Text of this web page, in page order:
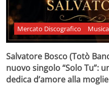
Mercato Discografico Musica
Salvatore Bosco (Totò
nuovo singolo “Solo Tu”:
dedica d’amore alla